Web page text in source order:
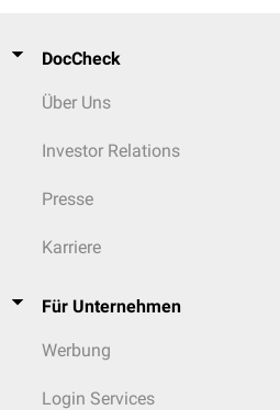
DocCheck
Über Uns
Investor Relations
Presse
Karriere
Für Unternehmen
Werbung
Login Services